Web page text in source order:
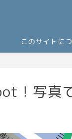
このサイトに
！写真